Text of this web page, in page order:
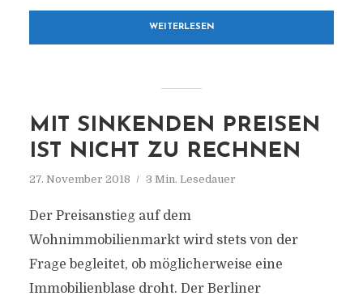
WEITERLESEN
MIT SINKENDEN PREISEN
IST NICHT ZU RECHNEN
27. November 2018 3 Min. Lesedauer
Der Preisanstieg auf dem
Wohnimmobilienmarkt wird stets von der
Frage begleitet, ob möglicherweise eine
Immobilienblase droht. Der Berliner